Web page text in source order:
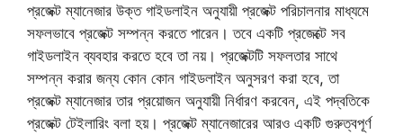
প্রজেক্ট ম্যানেজার উক্ত গাইডলাইন অনুযায়ী প্রজেক্ট পরিচালনার মাধ্যমে
সফলভাবে প্রজেক্ট সম্পন্ন করতে পারেন। তবে একটি প্রজেক্টে সব
গাইডলাইন ব্যবহার করতে হবে তা নয়। প্রজেক্টটি সফলতার সাথে
সম্পন্ন করার জন্য কোন কোন গাইডলাইন অনুসরণ করা হবে, তা
প্রজেক্ট ম্যানেজার তার প্রয়োজন অনুযায়ী নির্ধারণ করবেন, এই পদ্বতিকে
প্রজেক্ট টেইলারিং বলা হয়। প্রজেক্ট ম্যানেজারের আরও একটি গুরুত্বপূর্ণ